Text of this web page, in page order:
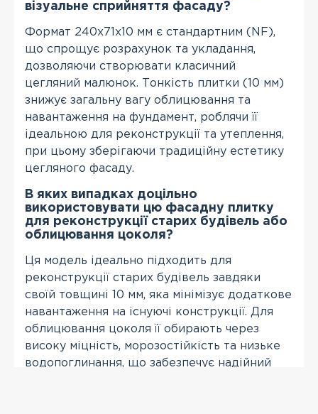
візуальне сприйняття фасаду?
Формат 240х71х10 мм є стандартним (NF),
що спрощує розрахунок та укладання,
дозволяючи створювати класичний
цегляний малюнок. Тонкість плитки (10 мм)
знижує загальну вагу облицювання та
навантаження на фундамент, роблячи її
ідеальною для реконструкції та утеплення,
при цьому зберігаючи традиційну естетику
цегляного фасаду.
В яких випадках доцільно
використовувати цю фасадну плитку
для реконструкції старих будівель або
облицювання цоколя?
Ця модель ідеально підходить для
реконструкції старих будівель завдяки
своїй товщині 10 мм, яка мінімізує додаткове
навантаження на існуючі конструкції. Для
облицювання цоколя її обирають через
високу міцність, морозостійкість та низьке
водопоглинання, що забезпечує надійний